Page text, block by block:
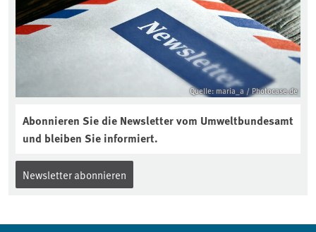
Quelle: maria_a / Photocase.de
Abonnieren Sie die Newsletter vom Umweltbundesamt
und bleiben Sie informiert.
Newsletter abonnieren